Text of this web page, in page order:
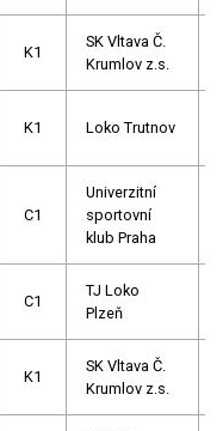
K1
SK Vltava Č.
Krumlov z.s.
K1 Loko Trutnov
C1
Univerzitní
sportovní
klub Praha
C1
TJ Loko
Plzeň
K1
SK Vltava Č.
Krumlov z.s.